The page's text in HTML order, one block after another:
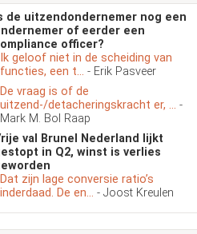
de uitzendondernemer nog een
of eerder een
officer?
Ik geloof niet in de scheiding van
functies, een t... - Erik Pasveer
De vraag is of de
uitzend-/detacheringskracht er, ... -
Mark M. Bol Raap
val Brunel Nederland lijkt
in Q2, winst is verlies
Dat zijn lage conversie ratio’s
inderdaad. De en... - Joost Kreulen